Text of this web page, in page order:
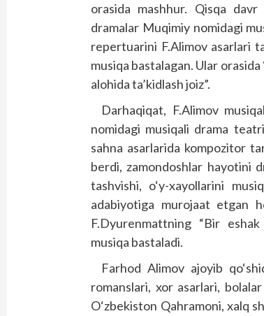
orasida mashhur. Qisqa
dramalar Muqimiy nomidagi
repertuarini F.Alimov asarlari
musiqa bastalagan. Ular
alohida ta’kidlash joiz”.
Darhaqiqat, F.Alimov
nomidagi musiqali drama
sahna asarlarida kompozitor
berdi, zamondoshlar hayotini
tashvishi, o‘y-xayollarini
adabiyotiga murojaat etgan
F.Dyurenmattning “Bir eshak
musiqa bastaladi.
Farhod Alimov ajoyib
romanslari, xor asarlari,
O‘zbekiston Qahramoni, xalq